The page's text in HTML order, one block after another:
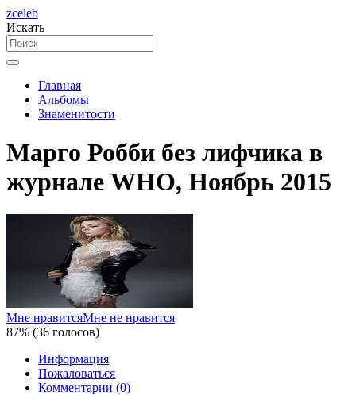
zceleb
Искать
Главная
Альбомы
Знаменитости
Марго Робби без лифчика в
журнале WHO, Ноябрь 2015
Мне нравитсяМне не нравится
87% (36 голосов)
Информация
Пожаловаться
Комментарии (0)